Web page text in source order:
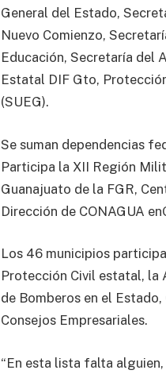
General del Estado,
Nuevo Comienzo,
Educación, Secretaría del
Estatal DIF Gto,
(SUEG).
Se suman dependencias
Participa la XII Región
Guanajuato de la FGR,
Dirección de CONAGUA
Los 46 municipios
Protección Civil estatal, la
de Bomberos en el
Consejos Empresariales.
“En esta lista falta